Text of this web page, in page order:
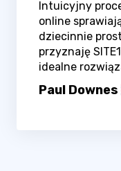
Intuicyjny
online
dziecinnie
przyznaję
idealne
Paul Downes